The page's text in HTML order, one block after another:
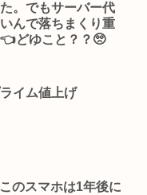
シ)、コロナ後遺症
バキに折れる
。でもサーバー代
んで落ちまくり重
どゆこと？？🥺
イム値上げ
のスマホは1年後に